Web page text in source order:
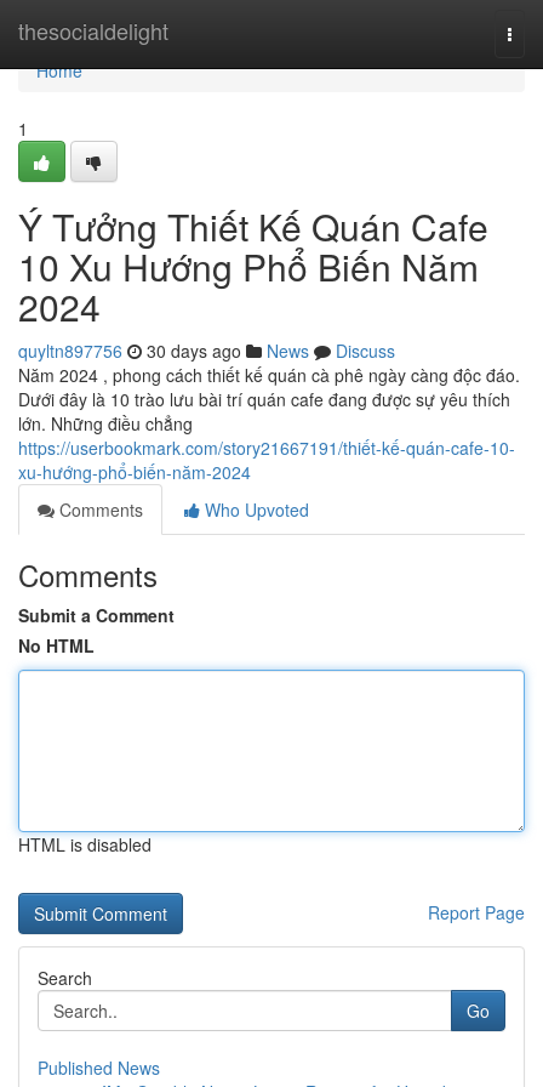
thesocialdelight
Home
Home
1
Ý Tưởng Thiết Kế Quán Cafe
10 Xu Hướng Phổ Biến Năm
2024
quyltn897756 30 days ago News
Discuss
Năm 2024 , phong cách thiết kế quán cà phê ngày càng độc đáo.
Dưới đây là 10 trào lưu bài trí quán cafe đang được sự yêu thích
lớn. Những điều chẳng
https://userbookmark.com/story21667191/thiết-kế-quán-cafe-10-
xu-hướng-phổ-biến-năm-2024
Comments
Who Upvoted
Comments
Submit a Comment
No HTML
HTML is disabled
Report Page
Search
Go
Published News